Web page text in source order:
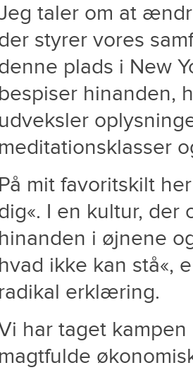
taler om at
styrer vores
plads i New
bespiser hinanden,
udveksler
meditationsklasser
På mit favoritskilt
I en kultur,
hinanden i øjnene
hvad ikke kan stå«,
radikal erklæring.
har taget
magtfulde